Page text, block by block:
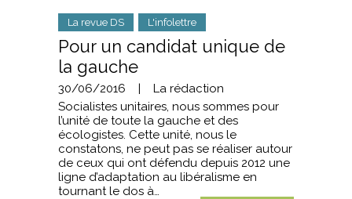
La revue DS L'infolettre
Pour un candidat unique de
la gauche
30/06/2016 |
La rédaction
Socialistes unitaires, nous sommes pour
l’unité de toute la gauche et des
écologistes. Cette unité, nous le
constatons, ne peut pas se réaliser autour
de ceux qui ont défendu depuis 2012 une
ligne d’adaptation au libéralisme en
tournant le dos à…